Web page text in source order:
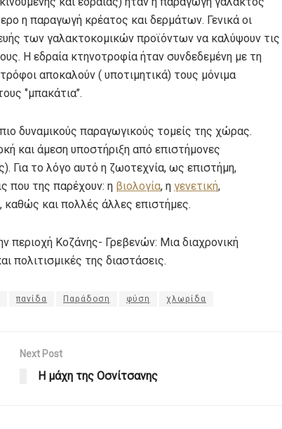
η παραγωγή κρέατος και δερμάτων. Γενικά οι
των γαλακτοκομικών προϊόντων να καλύψουν τις
Η εδραία κτηνοτροφία ήταν συνδεδεμένη με τη
αποκαλούν ( υποτιμητικά) τους μόνιμα
‘’μπακάτια’’.
δυναμικούς παραγωγικούς τομείς της χώρας.
και άμεση υποστήριξη από επιστήμονες
Για το λόγο αυτό η ζωοτεχνία, ως επιστήμη,
που της παρέχουν: η βιολογία, η γενετική,
καθώς και πολλές άλλες επιστήμες.
περιοχή Κοζάνης- Γρεβενών: Μια διαχρονική
πολιτισμικές της διαστάσεις.
πανίδα Παράδοση φύση χλωρίδα
Next Post
Η μάχη της Οσνίτσανης